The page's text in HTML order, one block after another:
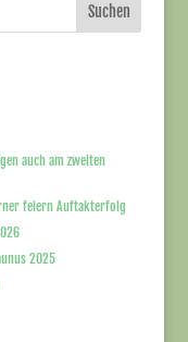
Suchen
auch am zweiten
feiern Auftakterfolg
2025